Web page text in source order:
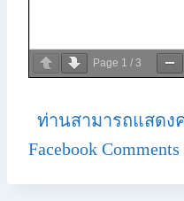
Page 1 / 3
ท่านสามารถแสดง
Facebook Comments